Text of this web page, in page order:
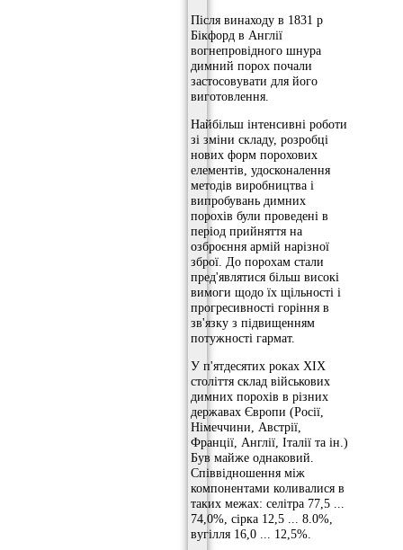
Після винаходу в 1831 р
Бікфорд в Англії
вогнепровідного шнура
димний порох почали
застосовувати для його
виготовлення.
Найбільш інтенсивні роботи
зі зміни складу, розробці
нових форм порохових
елементів, удосконалення
методів виробництва і
випробувань димних
порохів були проведені в
період прийняття на
озброєння армій нарізної
зброї. До порохам стали
пред'являтися більш високі
вимоги щодо їх щільності і
прогресивності горіння в
зв'язку з підвищенням
потужності гармат.
У п'ятдесятих роках XIX
століття склад військових
димних порохів в різних
державах Європи (Росії,
Німеччини, Австрії,
Франції, Англії, Італії та ін.)
Був майже однаковий.
Співвідношення між
компонентами коливалися в
таких межах: селітра 77,5 ...
74,0%, сірка 12,5 ... 8.0%,
вугілля 16,0 ... 12,5%.